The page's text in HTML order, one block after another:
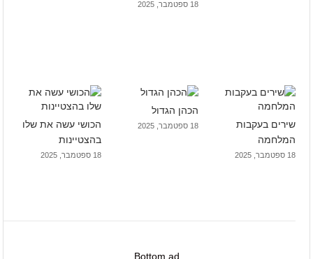
18 ספטמבר, 2025
שירים בעקבות
המלחמה
18 ספטמבר, 2025
הכהן הגדול
18 ספטמבר, 2025
הכושי עשה את שלו
בהצטיינות
18 ספטמבר, 2025
Bottom ad